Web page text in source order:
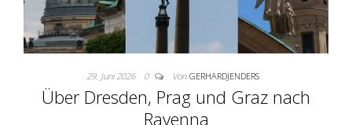
29. Juni 2026 0 Von GERHARDJENDERS
Über Dresden, Prag und Graz nach
Ravenna